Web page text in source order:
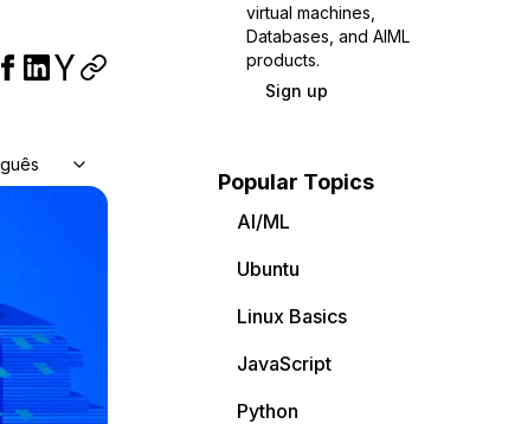
virtual machines,
Databases, and AIML
products.
Sign up
Popular Topics
AI/ML
Ubuntu
Linux Basics
JavaScript
Python